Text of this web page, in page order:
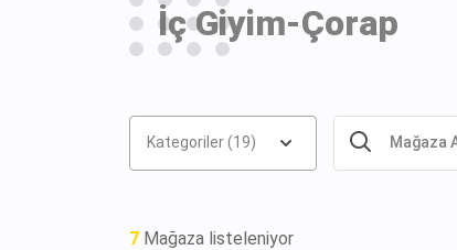
İç Giyim-Çorap
Kategoriler (19)
7 Mağaza listeleniyor